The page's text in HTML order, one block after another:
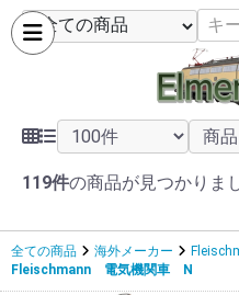
119件の商品が見つかりま
全ての商品 海外メーカー
Fleischmann 電気機関車 N